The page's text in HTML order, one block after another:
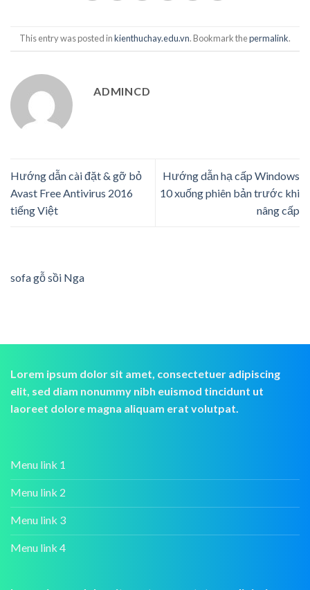
This entry was posted inkienthuchay.edu.vn. Bookmark thepermalink.
ADMINCD
Hướng dẫn cài đặt & gỡ bỏ
Avast Free Antivirus 2016
tiếng Việt
Hướng dẫn hạ cấp Windows
10 xuống phiên bản trước khi
nâng cấp
sofa gỗ sồi Nga
Lorem ipsum dolor sit amet, consectetuer adipiscing
elit, sed diam nonummy nibh euismod tincidunt ut
laoreet dolore magna aliquam erat volutpat.
Menu link 1
Menu link 2
Menu link 3
Menu link 4